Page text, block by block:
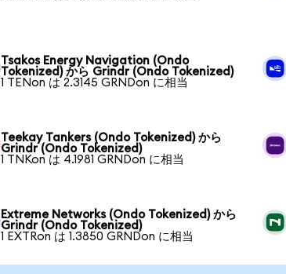
Tsakos Energy Navigation (Ondo
Tokenized) から Grindr (Ondo Tokenized)
1 TENon は 2.3145 GRNDon に相当
Teekay Tankers (Ondo Tokenized) から
Grindr (Ondo Tokenized)
1 TNKon は 4.1981 GRNDon に相当
Extreme Networks (Ondo Tokenized) から
Grindr (Ondo Tokenized)
1 EXTRon は 1.3850 GRNDon に相当